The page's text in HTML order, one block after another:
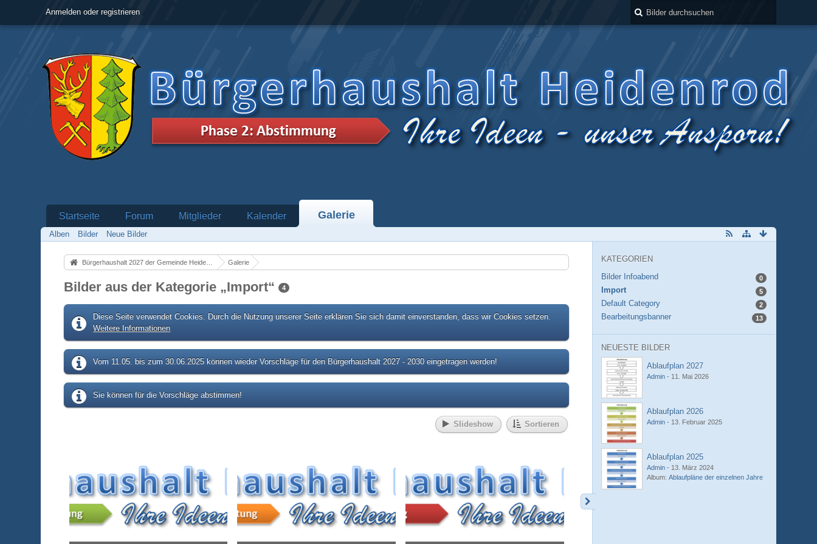
Anmelden oder registrieren
Startseite Forum Mitglieder Kalender Galerie
Alben Bilder Neue Bilder
Bürgerhaushalt 2027 der Gemeinde Heidenrod Galerie
Bilder aus der Kategorie „Import“ 4
Diese Seite verwendet Cookies. Durch die Nutzung unserer Seite erklären Sie sich damit einverstanden, dass wir Cookies setzen.
Weitere Informationen
Vom 11.05. bis zum 30.06.2025 können wieder Vorschläge für den Bürgerhaushalt 2027 - 2030 eingetragen werden!
Sie können für die Vorschläge abstimmen!
Slideshow Sortieren
KATEGORIEN
Bilder Infoabend
0
Import 5
Default Category 2
Bearbeitungsbanner 13
NEUESTE BILDER
Ablaufplan 2027
Admin - 11. Mai 2026
Ablaufplan 2026
Admin - 13. Februar 2025
Ablaufplan 2025
Admin - 13. März 2024
Album:Ablaufpläne der einzelnen Jahre